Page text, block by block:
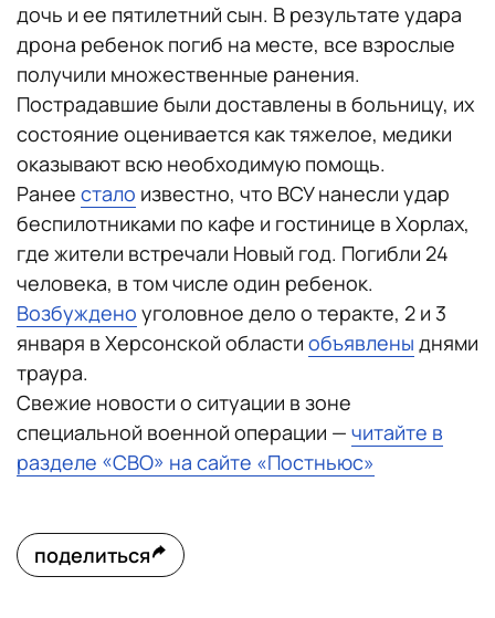
дочь и ее пятилетний сын. В результате удара
дрона ребенок погиб на месте, все взрослые
получили множественные ранения.
Пострадавшие были доставлены в больницу, их
состояние оценивается как тяжелое, медики
оказывают всю необходимую помощь.
Ранее стало известно, что ВСУ нанесли удар
беспилотниками по кафе и гостинице в Хорлах,
где жители встречали Новый год. Погибли 24
человека, в том числе один ребенок.
Возбуждено уголовное дело о теракте, 2 и 3
января в Херсонской области объявлены днями
траура.
Свежие новости о ситуации в зоне
специальной военной операции — читайте в
разделе «СВО» на сайте «Постньюс»
поделиться